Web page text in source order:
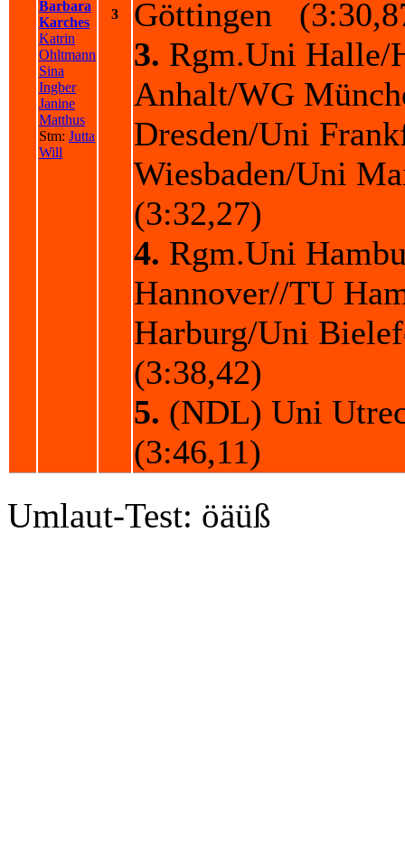
Barbara
Karches
Katrin
Ohltmann
Sina
Ingber
Janine
Matthus
Stm: Jutta
Will
3
Göttingen
3. Rgm.Uni Halle/
Anhalt/WG
Dresden/Uni
Wiesbaden/Uni
(3:32,27)
4. Rgm.Uni
Hannover//TU
Harburg/Uni
(3:38,42)
5. (NDL) Uni
(3:46,11)
Umlaut-Test: öäüß